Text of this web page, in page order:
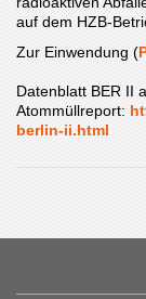
auf dem HZB-
Zur Einwendung (
Datenblatt BER II
Atommüllreport:
berlin-ii.html